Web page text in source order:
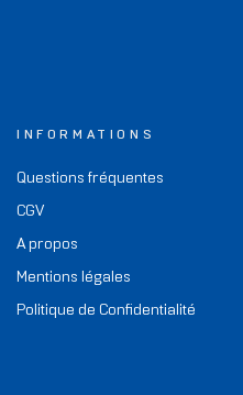
INFORMATIONS
Questions fréquentes
CGV
A propos
Mentions légales
Politique de Confidentialité